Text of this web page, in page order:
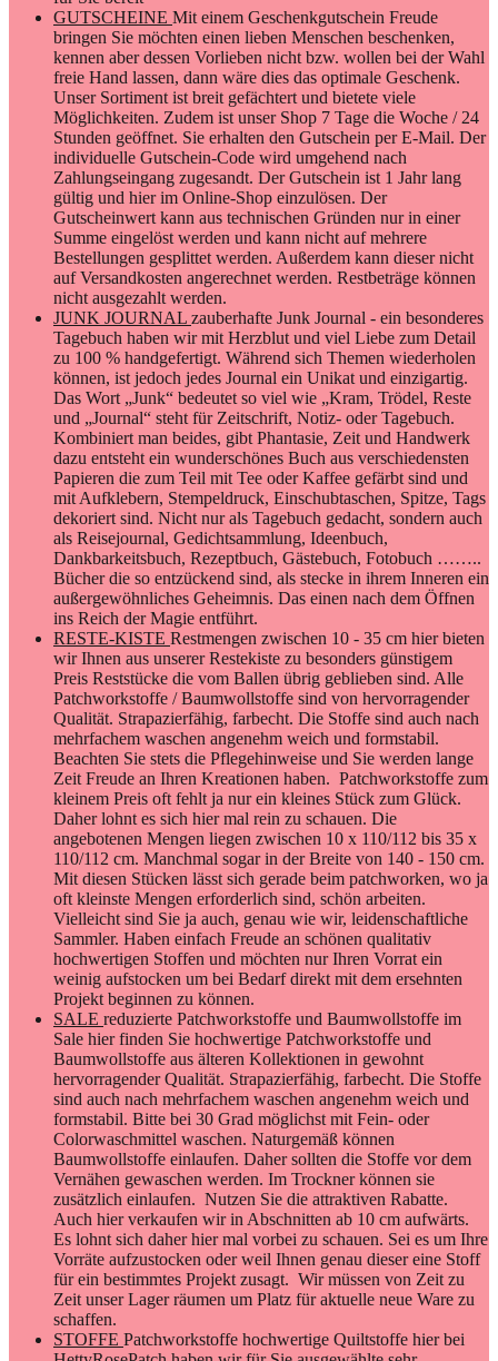
GUTSCHEINE Mit einem Geschenkgutschein Freude
bringen Sie möchten einen lieben Menschen beschenken,
kennen aber dessen Vorlieben nicht bzw. wollen bei der Wahl
freie Hand lassen, dann wäre dies das optimale Geschenk.
Unser Sortiment ist breit gefächtert und bietete viele
Möglichkeiten. Zudem ist unser Shop 7 Tage die Woche / 24
Stunden geöffnet. Sie erhalten den Gutschein per E-Mail. Der
individuelle Gutschein-Code wird umgehend nach
Zahlungseingang zugesandt. Der Gutschein ist 1 Jahr lang
gültig und hier im Online-Shop einzulösen. Der
Gutscheinwert kann aus technischen Gründen nur in einer
Summe eingelöst werden und kann nicht auf mehrere
Bestellungen gesplittet werden. Außerdem kann dieser nicht
auf Versandkosten angerechnet werden. Restbeträge können
nicht ausgezahlt werden.
JUNK JOURNAL zauberhafte Junk Journal - ein besonderes
Tagebuch haben wir mit Herzblut und viel Liebe zum Detail
zu 100 % handgefertigt. Während sich Themen wiederholen
können, ist jedoch jedes Journal ein Unikat und einzigartig.
Das Wort „Junk“ bedeutet so viel wie „Kram, Trödel, Reste
und „Journal“ steht für Zeitschrift, Notiz- oder Tagebuch.
Kombiniert man beides, gibt Phantasie, Zeit und Handwerk
dazu entsteht ein wunderschönes Buch aus verschiedensten
Papieren die zum Teil mit Tee oder Kaffee gefärbt sind und
mit Aufklebern, Stempeldruck, Einschubtaschen, Spitze, Tags
dekoriert sind. Nicht nur als Tagebuch gedacht, sondern auch
als Reisejournal, Gedichtsammlung, Ideenbuch,
Dankbarkeitsbuch, Rezeptbuch, Gästebuch, Fotobuch ……..
Bücher die so entzückend sind, als stecke in ihrem Inneren ein
außergewöhnliches Geheimnis. Das einen nach dem Öffnen
ins Reich der Magie entführt.
RESTE-KISTE Restmengen zwischen 10 - 35 cm hier bieten
wir Ihnen aus unserer Restekiste zu besonders günstigem
Preis Reststücke die vom Ballen übrig geblieben sind. Alle
Patchworkstoffe / Baumwollstoffe sind von hervorragender
Qualität. Strapazierfähig, farbecht. Die Stoffe sind auch nach
mehrfachem waschen angenehm weich und formstabil.
Beachten Sie stets die Pflegehinweise und Sie werden lange
Zeit Freude an Ihren Kreationen haben. Patchworkstoffe zum
kleinem Preis oft fehlt ja nur ein kleines Stück zum Glück.
Daher lohnt es sich hier mal rein zu schauen. Die
angebotenen Mengen liegen zwischen 10 x 110/112 bis 35 x
110/112 cm. Manchmal sogar in der Breite von 140 - 150 cm.
Mit diesen Stücken lässt sich gerade beim patchworken, wo ja
oft kleinste Mengen erforderlich sind, schön arbeiten.
Vielleicht sind Sie ja auch, genau wie wir, leidenschaftliche
Sammler. Haben einfach Freude an schönen qualitativ
hochwertigen Stoffen und möchten nur Ihren Vorrat ein
weinig aufstocken um bei Bedarf direkt mit dem ersehnten
Projekt beginnen zu können.
SALE reduzierte Patchworkstoffe und Baumwollstoffe im
Sale hier finden Sie hochwertige Patchworkstoffe und
Baumwollstoffe aus älteren Kollektionen in gewohnt
hervorragender Qualität. Strapazierfähig, farbecht. Die Stoffe
sind auch nach mehrfachem waschen angenehm weich und
formstabil. Bitte bei 30 Grad möglichst mit Fein- oder
Colorwaschmittel waschen. Naturgemäß können
Baumwollstoffe einlaufen. Daher sollten die Stoffe vor dem
Vernähen gewaschen werden. Im Trockner können sie
zusätzlich einlaufen. Nutzen Sie die attraktiven Rabatte.
Auch hier verkaufen wir in Abschnitten ab 10 cm aufwärts.
Es lohnt sich daher hier mal vorbei zu schauen. Sei es um Ihre
Vorräte aufzustocken oder weil Ihnen genau dieser eine Stoff
für ein bestimmtes Projekt zusagt. Wir müssen von Zeit zu
Zeit unser Lager räumen um Platz für aktuelle neue Ware zu
schaffen.
STOFFE Patchworkstoffe hochwertige Quiltstoffe hier bei